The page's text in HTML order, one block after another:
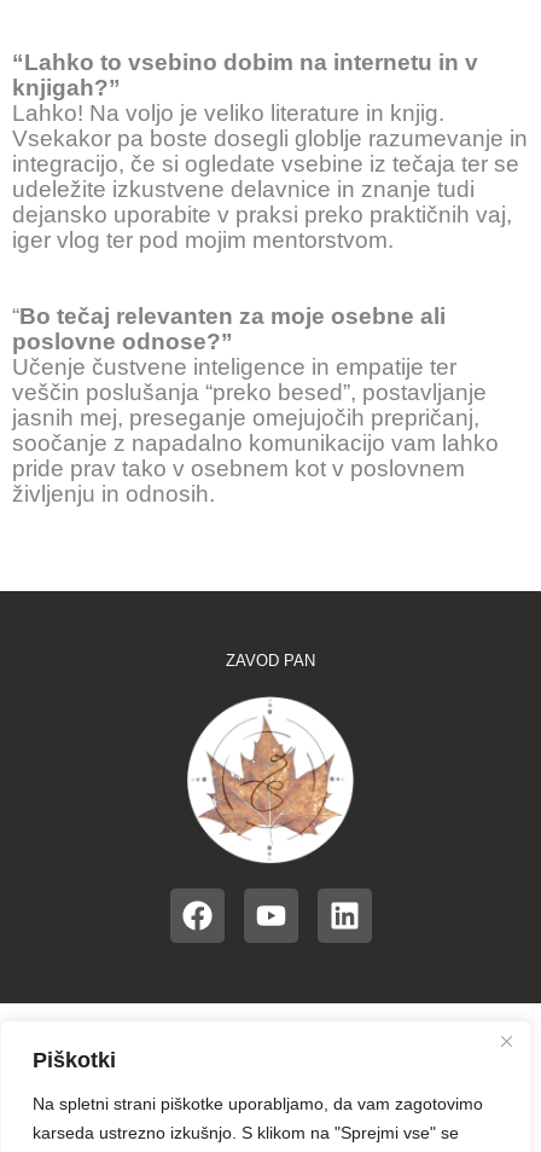
Piškotki
Na spletni strani piškotke uporabljamo, da vam zagotovimo
karseda ustrezno izkušnjo. S klikom na "Sprejmi vse" se
“Lahko to vsebino dobim na internetu in v
knjigah?”
Lahko! Na voljo je veliko literature in knjig.
Vsekakor pa boste dosegli globlje razumevanje in
integracijo, če si ogledate vsebine iz tečaja ter se
udeležite izkustvene delavnice in znanje tudi
dejansko uporabite v praksi preko praktičnih vaj,
iger vlog ter pod mojim mentorstvom.
“Bo tečaj relevanten za moje osebne ali
poslovne odnose?”
Učenje čustvene inteligence in empatije ter
veščin poslušanja “preko besed”, postavljanje
jasnih mej, preseganje omejujočih prepričanj,
soočanje z napadalno komunikacijo vam lahko
pride prav tako v osebnem kot v poslovnem
življenju in odnosih.
ZAVOD PAN
F
a
k
Y
o
L
i
n